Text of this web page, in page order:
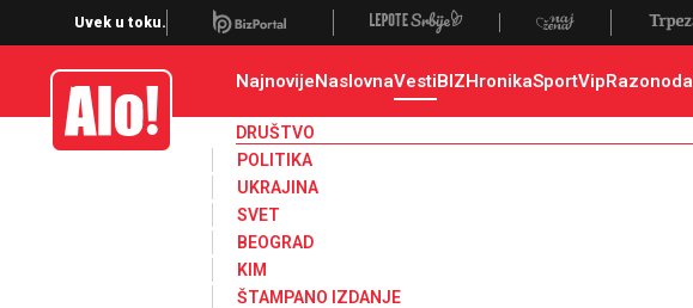
Društvo, društvene teme
Uvek u toku.
Alo NajnovijeNaslovnaVestiBIZHronikaSportVipRazonoda
DRUŠTVO
POLITIKA
UKRAJINA
SVET
BEOGRAD
KIM
ŠTAMPANO IZDANJE